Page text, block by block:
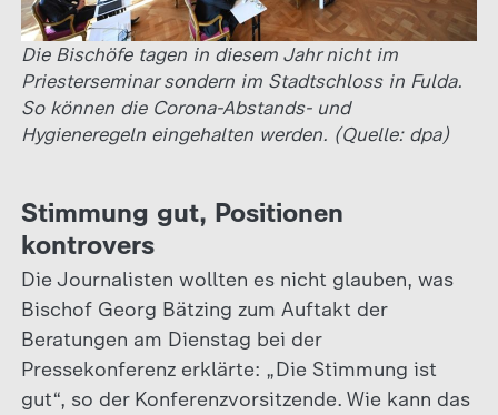
Die Bischöfe tagen in diesem Jahr nicht im
Priesterseminar sondern im Stadtschloss in Fulda.
So können die Corona-Abstands- und
Hygieneregeln eingehalten werden. (Quelle: dpa)
Stimmung gut, Positionen
kontrovers
Die Journalisten wollten es nicht glauben, was
Bischof Georg Bätzing zum Auftakt der
Beratungen am Dienstag bei der
Pressekonferenz erklärte: „Die Stimmung ist
gut“, so der Konferenzvorsitzende. Wie kann das